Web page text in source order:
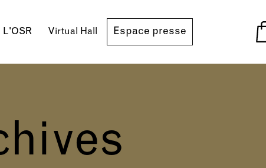
L'OSR Virtual Hall Espace presse